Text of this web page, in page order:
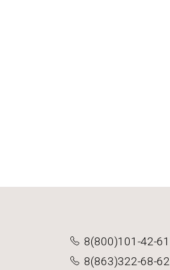
8(800)101-42-61
8(863)322-68-62